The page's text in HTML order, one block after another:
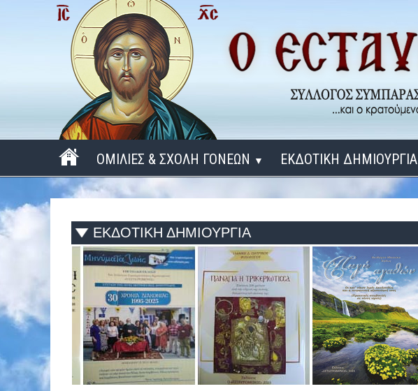
ΟΜΙΛΙΕΣ & ΣΧΟΛΗ ΓΟΝΕΩΝ ▼
ΠΕΡΙΟΔΟΣ 2025 - 2026
ΠΕΡΙΟΔΟΣ 2024 - 2025
ΠΕΡΙΟΔΟΣ 2023 - 2024
ΠΕΡΙΟΔΟΣ 2022 - 2023
ΠΕΡΙΟΔΟΣ 2021 - 2022
ΠΕΡΙΟΔΟΣ 2020 - 2021
ΕΚΔΟΤΙΚΗ ΔΗΜΙΟΥΡΓΙΑ
ΕΚΔΟΤΙΚΗ ΔΗΜΙΟΥΡΓΙΑ